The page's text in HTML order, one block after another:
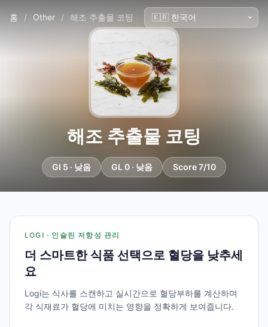
홈 / Other / 해조 추출물 코팅
해조 추출물 코팅
GI 5 · 낮음 GL 0 · 낮음 Score 7/10
LOGI · 인슐린 저항성 관리
더 스마트한 식품 선택으로 혈당을 낮추세
요
Logi는 식사를 스캔하고 실시간으로 혈당부하를 계산하며
각 식재료가 혈당에 미치는 영향을 정확하게 보여줍니다.